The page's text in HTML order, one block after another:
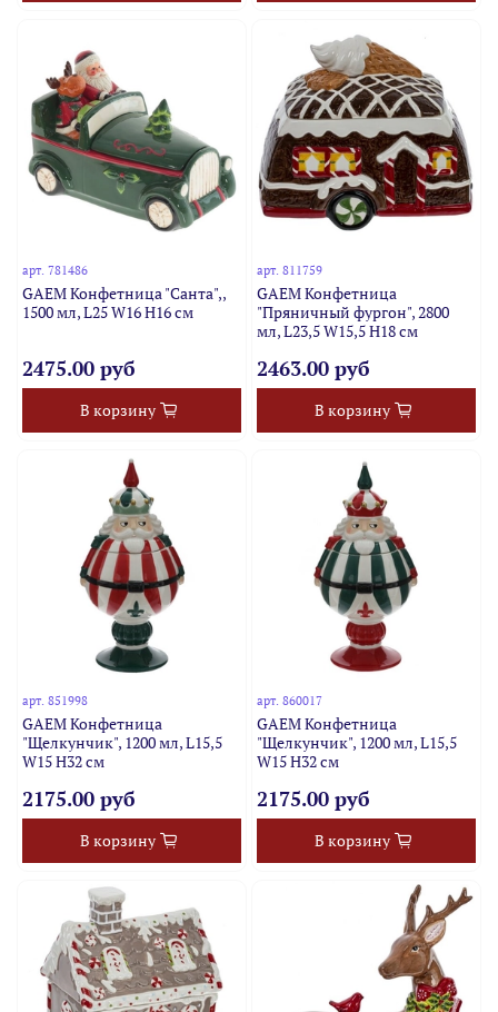
арт.781486
GAEM Конфетница "Санта",,
1500 мл, L25 W16 H16 см
2475.00 руб
В корзину
арт. 811759
GAEM Конфетница
"Пряничный фургон", 2800
мл, L23,5 W15,5 H18 см
2463.00 руб
В корзину
арт.851998
GAEM Конфетница
"Щелкунчик", 1200 мл, L15,5
W15 H32 см
2175.00 руб
В корзину
арт. 860017
GAEM Конфетница
"Щелкунчик", 1200 мл, L15,5
W15 H32 см
2175.00 руб
В корзину